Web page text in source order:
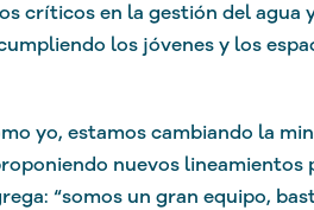
críticos en la gestión del agua
los jóvenes y los
yo, estamos cambiando la
nuevos lineamientos
“somos un gran equipo,